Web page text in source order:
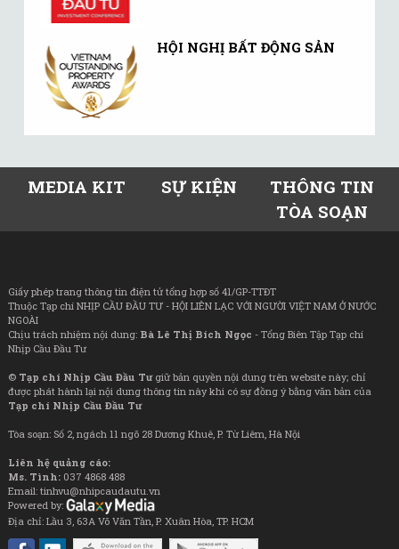
HỘI NGHỊ BẤT ĐỘNG SẢN
MEDIA KIT SỰ KIỆN
THÔNG TIN
TÒA SOẠN
Giấy phép trang thông tin điện tử tổng hợp số 41/GP-TTĐT
Thuộc Tạp chí NHỊP CẦU ĐẦU TƯ - HỘI LIÊN LẠC VỚI NGƯỜI VIỆT NAM Ở NƯỚC
NGOÀI
Chịu trách nhiệm nội dung: Bà Lê Thị Bích Ngọc - Tổng Biên Tập Tạp chí
Nhịp Cầu Đầu Tư
© Tạp chí Nhịp Cầu Đầu Tưgiữ bản quyền nội dung trên website này; chỉ
được phát hành lại nội dung thông tin này khi có sự đồng ý bằng văn bản của
Tạp chí Nhịp Cầu Đầu Tư
Tòa soạn: Số 2, ngách 11 ngõ 28 Dương Khuê, P. Từ Liêm, Hà Nội
Liên hệ quảng cáo:
Ms. Tình: 037 4868 488
Email: tinhvu@nhipcaudautu.vn
Powered by:
Địa chỉ: Lầu 3, 63A Võ Văn Tần, P. Xuân Hòa, TP. HCM